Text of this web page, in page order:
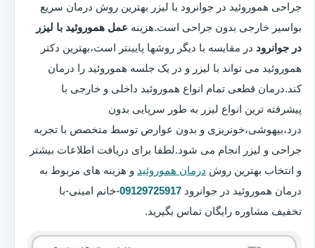
جراحی هموروئید در جوانرود با لیزر بهترین روش درمان سریع
بواسیر خارجی بدون جراحی است.هزینه عمل هموروئید با لیزر
در جوانرود در مقایسه با دیگر روشها پایینتر است،بهترین دکتر
هموروئید می تواند با لیزر و در یک جلسه هموروئید را درمان
کند.درمان قطعی تمام انواع هموروئید داخلی و خارجی با
پیشرفته ترین انواع لیزر به طور سرپایی بدون
درد،بیهوشی،خونریزی و بدون عوارض توسط متخصص با تجربه
جراحی و لیزر انجام می شود.لطفا برای دریافت اطلاعات بیشتر
و انتخاب بهترین روش درمان هموروئید و هزینه های مربوط به
درمان هموروئید در جوانرود 09129725917-خانم امینی-با
تخفیف مشاوره رایگان تماس بگیرید.